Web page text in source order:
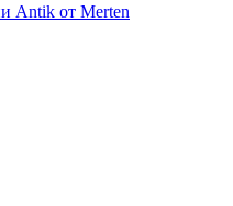
Antik от Merten